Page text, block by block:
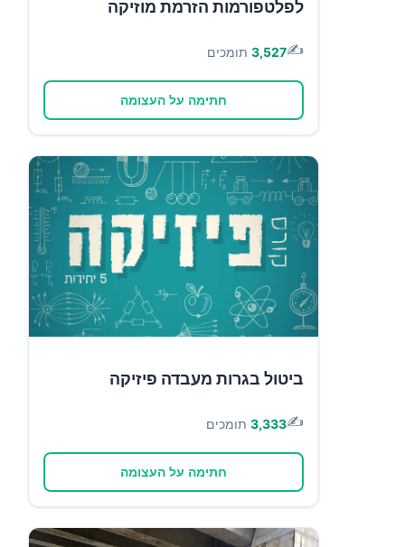
לפלטפורמות הזרמת מוזיקה
✍️
3,527 תומכים
חתימה על העצומה
ביטול בגרות מעבדה פיזיקה
✍️
3,333 תומכים
חתימה על העצומה